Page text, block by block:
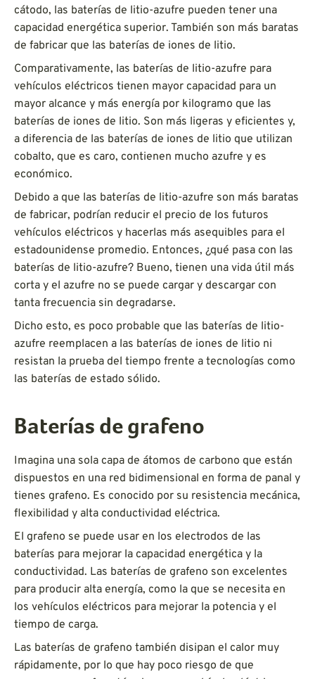
cátodo, las baterías de litio-azufre pueden tener una
capacidad energética superior. También son más baratas
de fabricar que las baterías de iones de litio.
Comparativamente, las baterías de litio-azufre para
vehículos eléctricos tienen mayor capacidad para un
mayor alcance y más energía por kilogramo que las
baterías de iones de litio. Son más ligeras y eficientes y,
a diferencia de las baterías de iones de litio que utilizan
cobalto, que es caro, contienen mucho azufre y es
económico.
Debido a que las baterías de litio-azufre son más baratas
de fabricar, podrían reducir el precio de los futuros
vehículos eléctricos y hacerlas más asequibles para el
estadounidense promedio. Entonces, ¿qué pasa con las
baterías de litio-azufre? Bueno, tienen una vida útil más
corta y el azufre no se puede cargar y descargar con
tanta frecuencia sin degradarse.
Dicho esto, es poco probable que las baterías de litio-
azufre reemplacen a las baterías de iones de litio ni
resistan la prueba del tiempo frente a tecnologías como
las baterías de estado sólido.
Baterías de grafeno
Imagina una sola capa de átomos de carbono que están
dispuestos en una red bidimensional en forma de panal y
tienes grafeno. Es conocido por su resistencia mecánica,
flexibilidad y alta conductividad eléctrica.
El grafeno se puede usar en los electrodos de las
baterías para mejorar la capacidad energética y la
conductividad. Las baterías de grafeno son excelentes
para producir alta energía, como la que se necesita en
los vehículos eléctricos para mejorar la potencia y el
tiempo de carga.
Las baterías de grafeno también disipan el calor muy
rápidamente, por lo que hay poco riesgo de que